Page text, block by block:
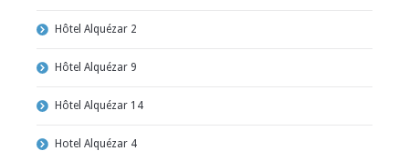
Hôtel Alquézar 2
Hôtel Alquézar 9
Hôtel Alquézar 14
Hotel Alquézar 4